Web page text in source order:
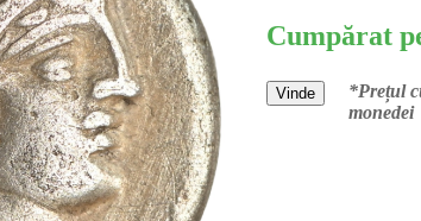
Cumpărat
Vinde
*Prețul
monedei